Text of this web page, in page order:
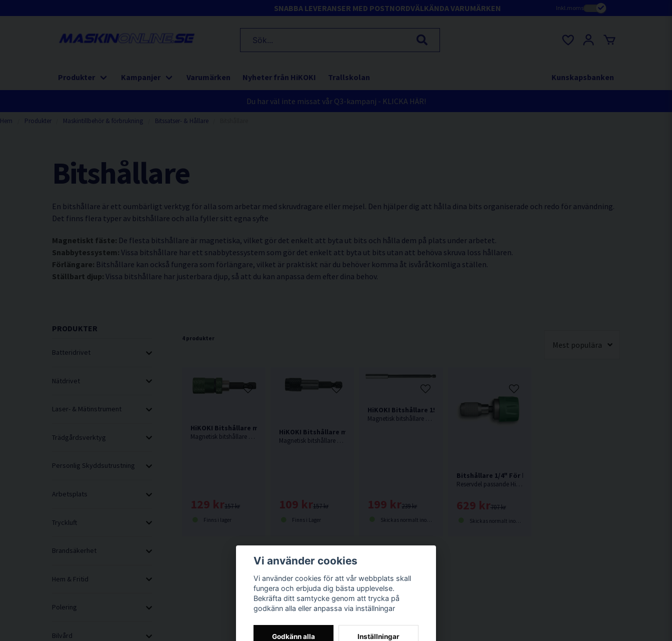
SNABBA LEVERANSER MED POSTNORDVÄLKÄNDA VARUMÄRKEN Inkl.moms
Produkter Kampanjer Varumärken Nyheter från HiKOKI Trallskolan Kunskapsbanken
Du har väl inte missat vår Q3-kampanj - KLICKA HÄR!
Hem Produkter Maskintillbehör & förbrukning Bitssatser- & Hållare
Bitshållare
En bitshållare är ett oumbärligt verktyg för alla som arbetar med skruvdragare eller mejsel. Den hjälper dig att hålla dina bits organiserade och redo för användning.
Det finns flera typer av bitshållare och alla fyller sitt egna syfte
Magnetiskt fäste: De flesta bitshållare är magnetiska, vilket gör det enkelt att byta ut bits och hålla dem på plats under arbetet.
Snabbytessystem: Vissa bitshållare har ett snabbytessystem som gör det enkelt att byta ut bits utan att behöva skruva loss hållaren.
Förlängare: Bitshållare kan också fungera som förlängare, vilket är praktiskt när du behöver komma åt isvåråtkomliga ställen.
Ställbart djup: Vissa bitshållare har justerbara djup, så att du kan anpassa dem efter dina behov.
PRODUKTER
Batteridrivet
Nätdrivet
Laser- & Mätinstrument
Trädgårdsverktyg
Personlig Skyddsutrustning
Arbetsplats
Tryckluft
Brandsäkerhet
Hem & Fritid
Polering
Bilvård
4 produkter
Mest populära
HiKOKI Bitshållare m. Djupinställning
Magnetisk bitshållare med djupinställning
157 kr
129 kr
Finns i lager
HiKOKI Bitshållare m. Bajonettfattning
Magnetisk bitshållare med bajonettfattning
157 kr
109 kr
Finns i Lager
HiKOKI Bitshållare 150-200mm
Magnetisk bitshållare med ring.
239 kr
199 kr
Skickas normalt inom 1-3 dagar
Bitshållare 1/4" För borrskruvdragare DS18DDQ
Reservdel passande HiKOKI DS18DDQ.
707 kr
629 kr
Skickas normalt inom 1-3 dagar
Vi använder cookies
Vi använder cookies för att vår webbplats skall
fungera och erbjuda dig bästa upplevelse.
Bekräfta ditt samtycke genom att trycka på
godkänn alla eller anpassa via inställningar
Godkänn alla Inställningar